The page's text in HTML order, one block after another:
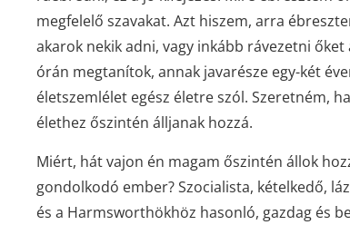
megfelelő szavakat. Azt hiszem, arra
akarok nekik adni, vagy inkább rávezetni
órán megtanítok, annak javarésze egy-két
életszemlélet egész életre szól. Szeretném,
élethez őszintén álljanak hozzá.
Miért, hát vajon én magam őszintén állok
gondolkodó ember? Szocialista, kételkedő,
és a Harmsworthökhöz hasonló, gazdag és